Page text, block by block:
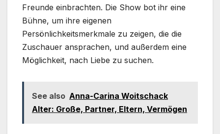
Freunde einbrachten. Die Show bot ihr eine
Bühne, um ihre eigenen
Persönlichkeitsmerkmale zu zeigen, die die
Zuschauer ansprachen, und außerdem eine
Möglichkeit, nach Liebe zu suchen.
See also Anna-Carina Woitschack
Alter: Große, Partner, Eltern, Vermögen